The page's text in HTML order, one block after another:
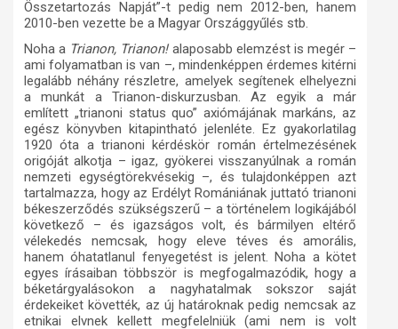
Összetartozás Napját”-t pedig nem 2012-ben, hanem
2010-ben vezette be a Magyar Országgyűlés stb.
Noha a Trianon, Trianon!alaposabb elemzést is megér –
ami folyamatban is van –, mindenképpen érdemes kitérni
legalább néhány részletre, amelyek segítenek elhelyezni
a munkát a Trianon-diskurzusban. Az egyik a már
említett „trianoni status quo” axiómájának markáns, az
egész könyvben kitapintható jelenléte. Ez gyakorlatilag
1920 óta a trianoni kérdéskör román értelmezésének
origóját alkotja – igaz, gyökerei visszanyúlnak a román
nemzeti egységtörekvésekig –, és tulajdonképpen azt
tartalmazza, hogy az Erdélyt Romániának juttató trianoni
békeszerződés szükségszerű – a történelem logikájából
következő – és igazságos volt, és bármilyen eltérő
vélekedés nemcsak, hogy eleve téves és amorális,
hanem óhatatlanul fenyegetést is jelent. Noha a kötet
egyes írásaiban többször is megfogalmazódik, hogy a
béketárgyalásokon a nagyhatalmak sokszor saját
érdekeiket követték, az új határoknak pedig nemcsak az
etnikai elvnek kellett megfelelniük (ami nem is volt